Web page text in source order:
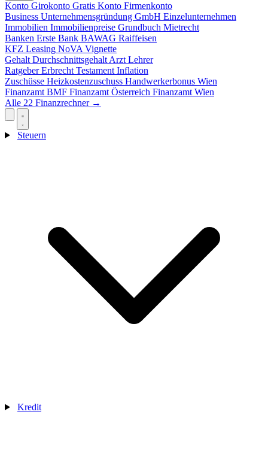
Konto Girokonto Gratis Konto Firmenkonto
Business Unternehmensgründung GmbH Einzelunternehmen
Immobilien Immobilienpreise Grundbuch Mietrecht
Banken Erste Bank BAWAG Raiffeisen
KFZ Leasing NoVA Vignette
Gehalt Durchschnittsgehalt Arzt Lehrer
RatgeberErbrecht Testament Inflation
Zuschüsse Heizkostenzuschuss Handwerkerbonus Wien
Finanzamt BMF Finanzamt Österreich Finanzamt Wien
Alle 22 Finanzrechner →
Steuern
Kredit